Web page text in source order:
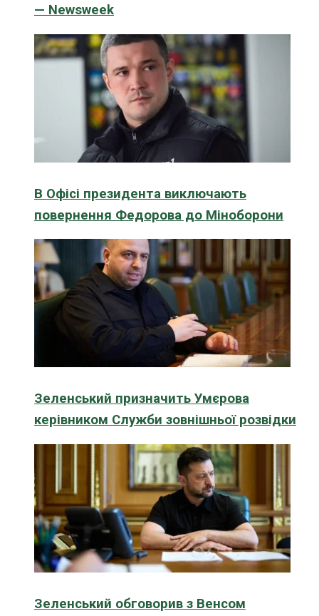
— Newsweek
В Офісі президента виключають
повернення Федорова до Міноборони
Зеленський призначить Умєрова
керівником Служби зовнішньої розвідки
Зеленський обговорив з Венсом